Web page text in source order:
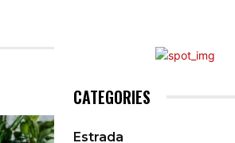
CATEGORIES
Estrada